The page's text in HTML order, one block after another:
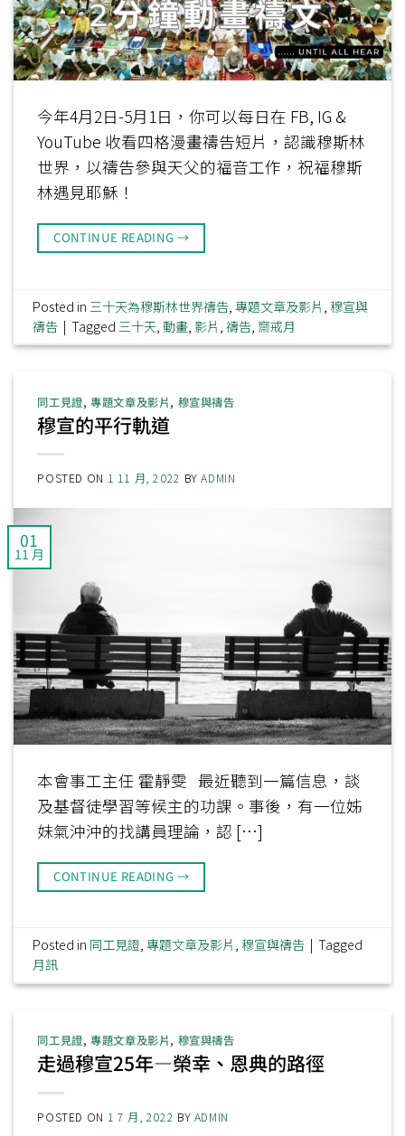
今年4月2日-5月1日，你可以每日在 FB, IG &
YouTube 收看四格漫畫禱告短片，認識穆斯林
世界，以禱告參與天父的福音工作，祝福穆斯
林遇見耶穌！
CONTINUE READING →
Posted in 三十天為穆斯林世界禱告 ,專題文章及影片 ,穆宣與
禱告 | Tagged 三十天 ,動畫 影片 ,禱告 ,齋戒月
同工見證,專題文章及影片, 穆宣與禱告
穆宣的平行軌道
POSTED ON 1 11 月, 2022 BYADMIN
01
11 月
本會事工主任 霍靜雯 最近聽到一篇信息，談
及基督徒學習等候主的功課。事後，有一位姊
妹氣沖沖的找講員理論，認 […]
CONTINUE READING →
Posted in 同工見證,專題文章及影片 ,穆宣與禱告 | Tagged
月訊
同工見證,專題文章及影片, 穆宣與禱告
走過穆宣25年—榮幸、恩典的路徑
POSTED ON 1 7 月, 2022 BY ADMIN